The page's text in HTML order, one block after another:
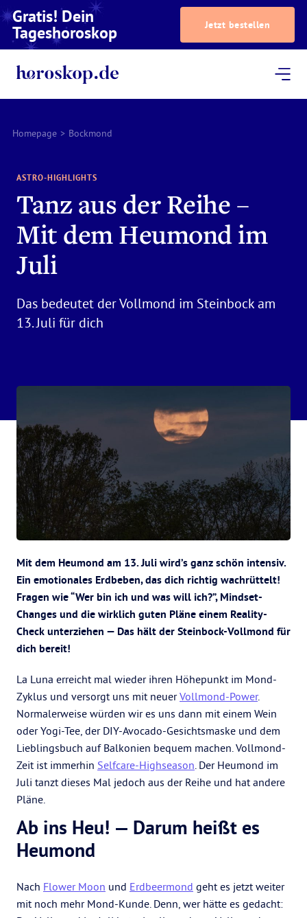
Gratis! Dein
Tageshoroskop Jetzt bestellen
Homepage > Bockmond
ASTRO-HIGHLIGHTS
Tanz aus der Reihe –
Mit dem Heumond im
Juli
Das bedeutet der Vollmond im Steinbock am
13. Juli für dich
Mit dem Heumond am 13. Juli wird’s ganz schön intensiv.
Ein emotionales Erdbeben, das dich richtig wachrüttelt!
Fragen wie “Wer bin ich und was will ich?”, Mindset-
Changes und die wirklich guten Pläne einem Reality-
Check unterziehen — Das hält der Steinbock-Vollmond für
dich bereit!
La Luna erreicht mal wieder ihren Höhepunkt im Mond-
Zyklus und versorgt uns mit neuerVollmond-Power.
Normalerweise würden wir es uns dann mit einem Wein
oder Yogi-Tee, der DIY-Avocado-Gesichtsmaske und dem
Lieblingsbuch auf Balkonien bequem machen. Vollmond-
Zeit ist immerhin Selfcare-Highseason. Der Heumond im
Juli tanzt dieses Mal jedoch aus der Reihe und hat andere
Pläne.
Ab ins Heu! — Darum heißt es
Heumond
Nach Flower Moon und Erdbeermond geht es jetzt weiter
mit noch mehr Mond-Kunde. Denn, wer hätte es gedacht: